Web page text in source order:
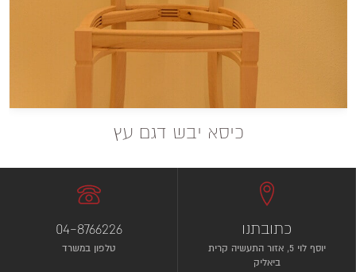
כיסא יבש דגם עץ
04-8766226
טלפון במשרד
כתובתנו
יוסף לוי 5, אזור התעשיה קרית
ביאליק